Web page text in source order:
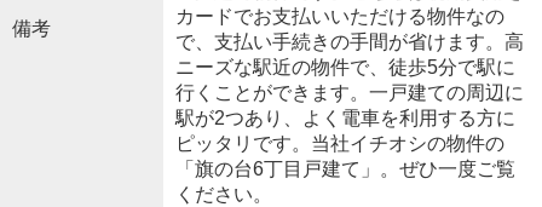
備考
カードでお支払いいただける物件なの
で、支払い手続きの手間が省けます。高
ニーズな駅近の物件で、徒歩5分で駅に
行くことができます。一戸建ての周辺に
駅が2つあり、よく電車を利用する方に
ピッタリです。当社イチオシの物件の
「旗の台6丁目戸建て」。ぜひ一度ご覧
ください。